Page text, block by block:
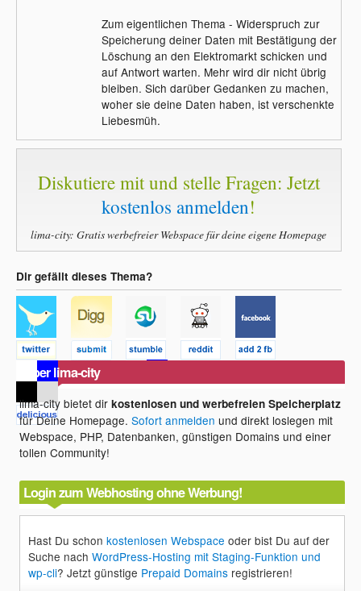
Zum eigentlichen Thema - Widerspruch zur
Speicherung deiner Daten mit Bestätigung der
Löschung an den Elektromarkt schicken und
auf Antwort warten. Mehr wird dir nicht übrig
bleiben. Sich darüber Gedanken zu machen,
woher sie deine Daten haben, ist verschenkte
Liebesmüh.
Diskutiere mit und stelle Fragen: Jetzt
kostenlos anmelden!
lima-city: Gratis werbefreier Webspace für deine eigene Homepage
Dir gefällt dieses Thema?
Über lima-city
lima-city bietet dirkostenlosen und werbefreien Speicherplatz
für Deine Homepage.Sofort anmelden und direkt loslegen mit
Webspace, PHP, Datenbanken, günstigen Domains und einer
tollen Community!
Login zum Webhosting ohne Werbung!
Hast Du schonkostenlosen Webspace oder bist Du auf der
Suche nachWordPress-Hosting mit Staging-Funktion und
wp-cli? Jetzt günstige Prepaid Domains registrieren!